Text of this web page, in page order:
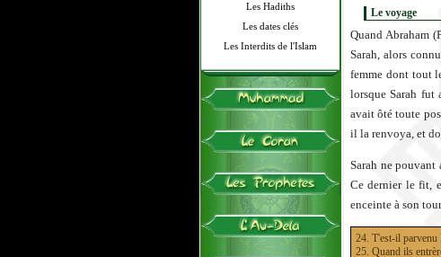
Les Hadiths
Les dates clés
Les Interdits de l'Islam
Le voyage
Quand Abraham
Sarah, alors
femme dont tout
lorsque Sarah fut
avait ôté toute
il la renvoya, et
Sarah ne pouvant
Ce dernier le fit,
enceinte à son
24. T'est-il parvenu
25. Quand ils